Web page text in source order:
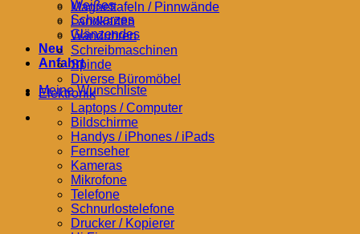
Weißes
Schwarzes
Glänzendes
Neu
Anfahrt
Meine Wunschliste
Magnettafeln / Pinnwände
Landkarten
Wanduhren
Schreibmaschinen
Spinde
Diverse Büromöbel
Elektronik
Laptops / Computer
Bildschirme
Handys / iPhones / iPads
Fernseher
Kameras
Mikrofone
Telefone
Schnurlostelefone
Drucker / Kopierer